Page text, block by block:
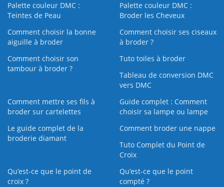
Palette couleur DMC :
Teintes de Peau
Palette couleur DMC :
Broder les Cheveux
Comment choisir la bonne
aiguille à broder
Comment choisir ses ciseaux
à broder ?
Comment choisir son
tambour à broder ?
Tuto toiles à broder
Tableau de conversion DMC
vers DMC
Comment mettre ses fils à
broder sur cartelettes
Guide complet : Comment
choisir sa lampe ou lampe
Le guide complet de la
broderie diamant
Comment broder une nappe
Tuto Complet du Point de
Croix
Qu’est-ce que le point de
croix ?
Qu’est-ce que le point
compté ?